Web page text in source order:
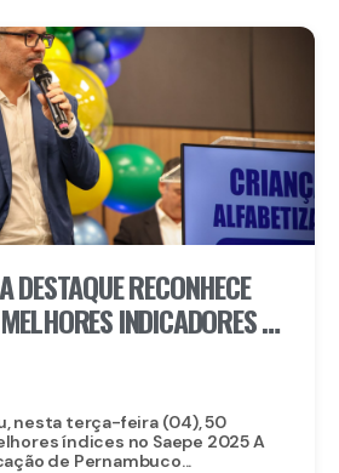
DESTAQUE RECONHECE
INDICADORES DE
PERNAMBUCO
nesta terça-feira (04), 50
índices no Saepe 2025 A
de Pernambuco...